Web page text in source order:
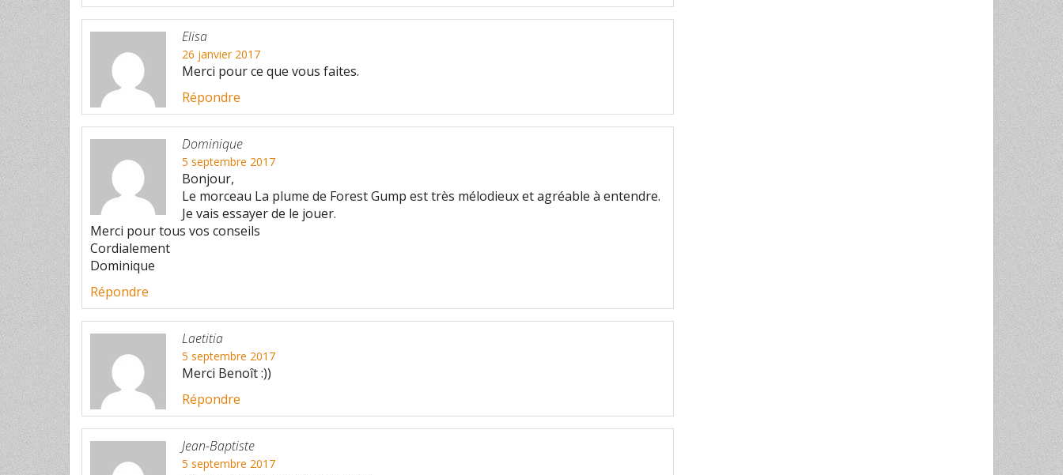
Elisa
26 janvier 2017
Merci pour ce que vous faites.
Répondre
Dominique
5 septembre 2017
Bonjour,
Le morceau La plume de Forest Gump est très mélodieux et agréable à entendre.
Je vais essayer de le jouer.
Merci pour tous vos conseils
Cordialement
Dominique
Répondre
Laetitia
5 septembre 2017
Merci Benoît :))
Répondre
Jean-Baptiste
5 septembre 2017